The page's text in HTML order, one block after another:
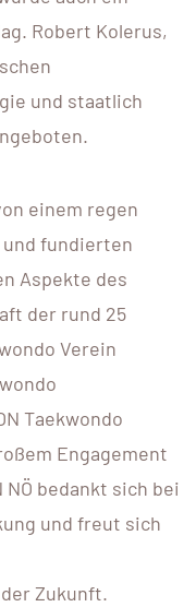
Robert Kolerus,
und staatlich
einem regen
fundierten
Aspekte des
der rund 25
Verein
Taekwondo
Engagement
NÖ bedankt sich bei
und freut sich
Zukunft.